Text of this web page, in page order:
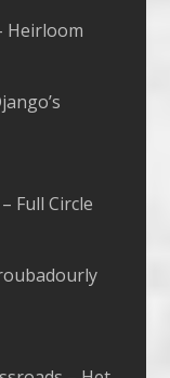
Heirloom
Full Circle